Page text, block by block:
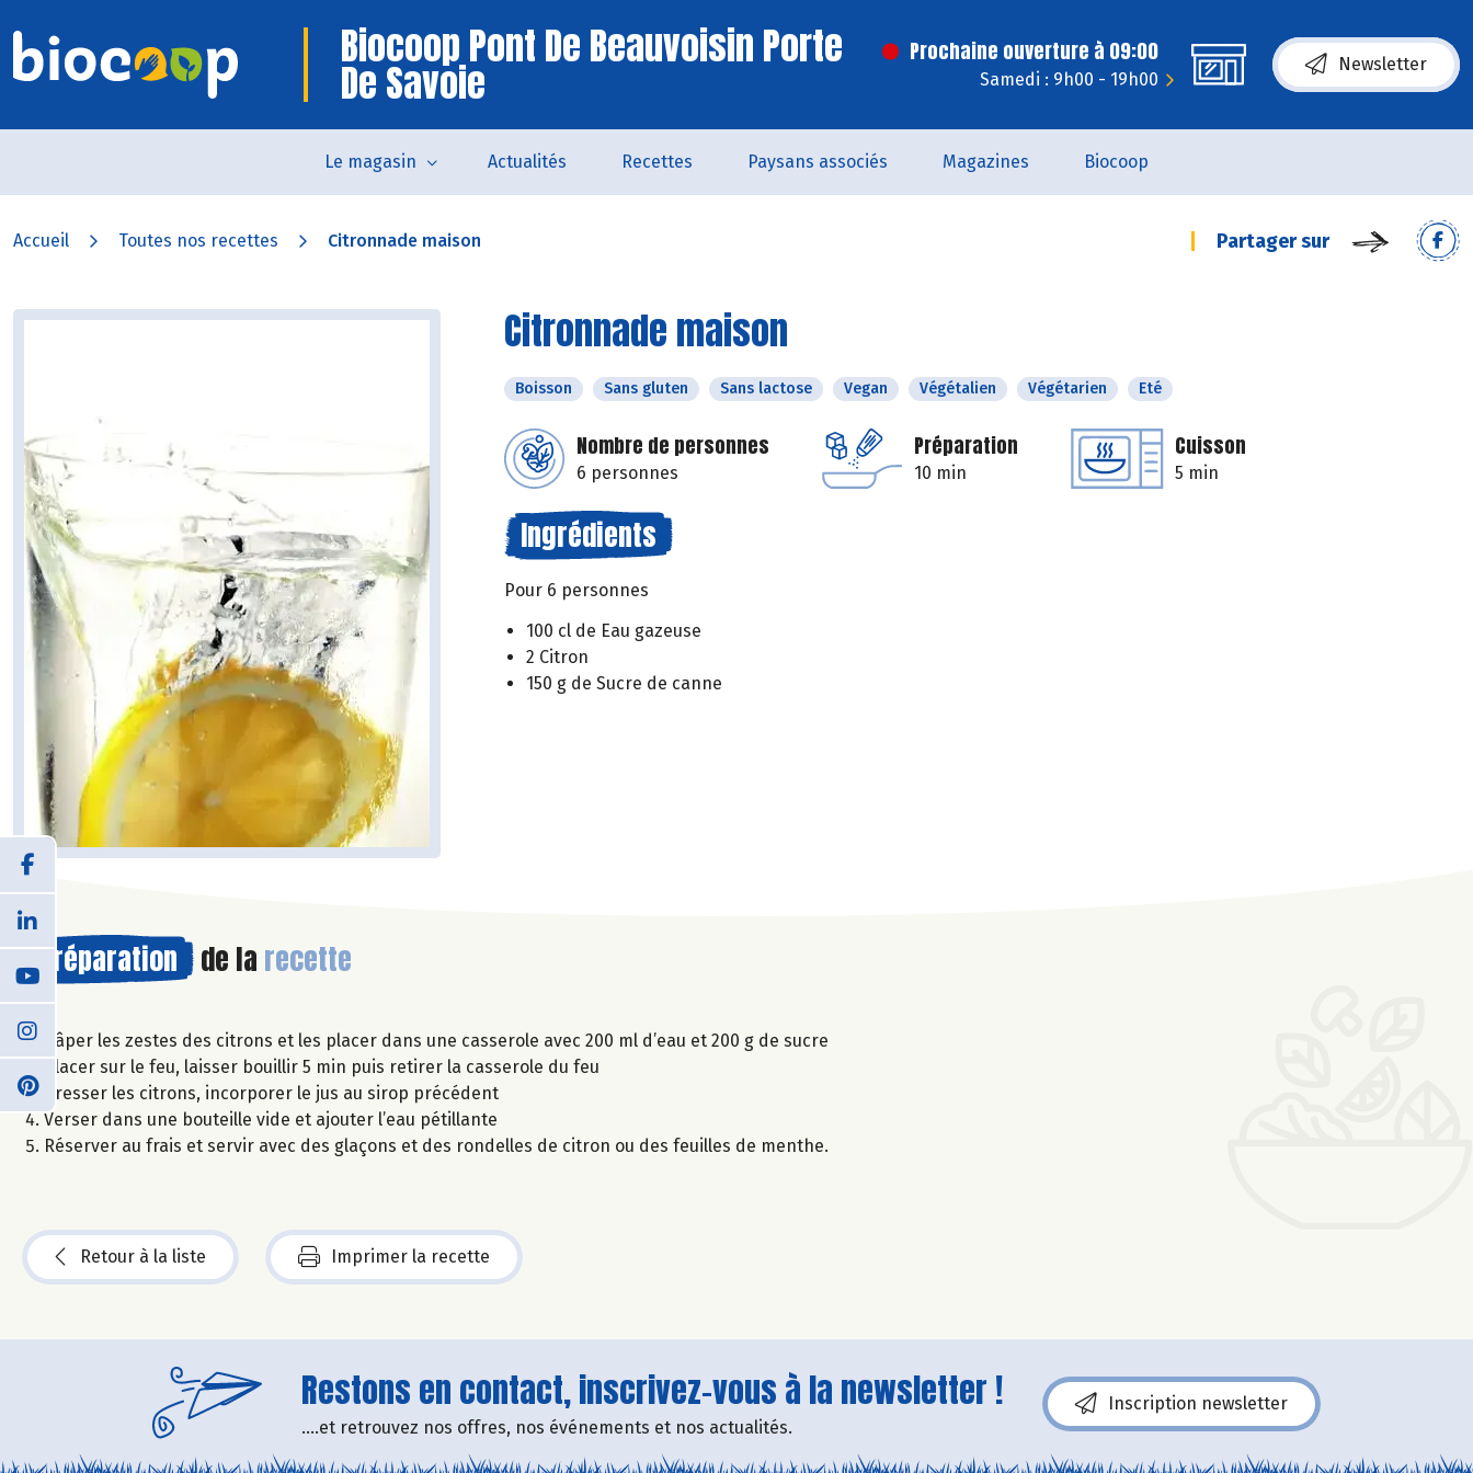
Biocoop Pont De Beauvoisin Porte
De Savoie
Prochaine ouverture à 09:00
Samedi : 9h00 - 19h00
Newsletter
Le magasin Actualités Recettes Paysans associés Magazines Biocoop
Accueil Toutes nos recettes Citronnade maison Partager sur
Citronnade maison
Boisson Sans gluten Sans lactose Vegan Végétalien Végétarien Eté
Nombre de personnes
6 personnes
Préparation
10 min
Cuisson
5 min
Ingrédients
Pour 6 personnes
100 cl de Eau gazeuse
2 Citron
150 g de Sucre de canne
Préparation de la recette
Râper les zestes des citrons et les placer dans une casserole avec 200 ml d’eau et 200 g de sucre
Placer sur le feu, laisser bouillir 5 min puis retirer la casserole du feu
Presser les citrons, incorporer le jus au sirop précédent
Verser dans une bouteille vide et ajouter l’eau pétillante
Réserver au frais et servir avec des glaçons et des rondelles de citron ou des feuilles de menthe.
Retour à la liste Imprimer la recette
Restons en contact, inscrivez-vous à la newsletter !
....et retrouvez nos offres, nos événements et nos actualités.
Inscription newsletter